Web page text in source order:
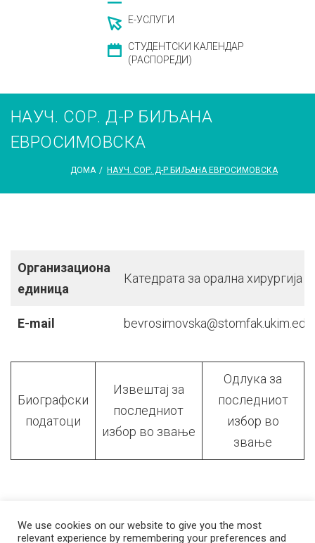
Е-УСЛУГИ
СТУДЕНТСКИ КАЛЕНДАР
(РАСПОРЕДИ)
НАУЧ. СОР. Д-Р БИЉАНА
ЕВРОСИМОВСКА
ДОМА / НАУЧ. СОР. Д-Р БИЉАНА ЕВРОСИМОВСКА
Организациона
единица
Катедрата за орална хирургија
E-mail
Биографски
податоци
Извештај за
последниот
избор во звање
Одлука за
последниот
избор во
звање
We use cookies on our website to give you the most
relevant experience by remembering your preferences and